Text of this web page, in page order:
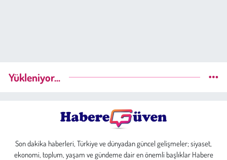
Yükleniyor...
Son dakika haberleri, Türkiye ve dünyadan güncel gelişmeler; siyaset,
ekonomi, toplum, yaşam ve gündeme dair en önemli başlıklar Habere